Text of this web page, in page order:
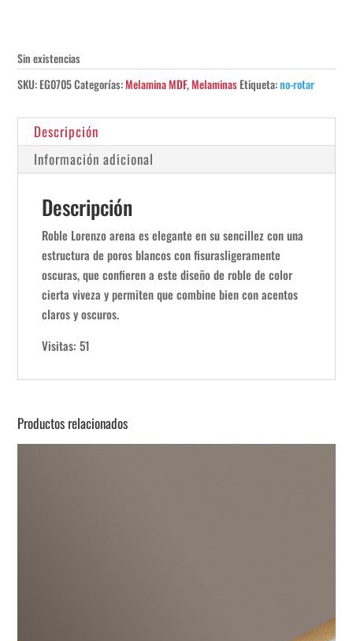
Sin existencias
SKU:EG0705Categorías:Melamina MDF,MelaminasEtiqueta:no-rotar
Descripción
Información adicional
Descripción
Roble Lorenzo arena es elegante en su sencillez con una
estructura de poros blancos con fisurasligeramente
oscuras, que confieren a este diseño de roble de color
cierta viveza y permiten que combine bien con acentos
claros y oscuros.
Visitas: 51
Productos relacionados